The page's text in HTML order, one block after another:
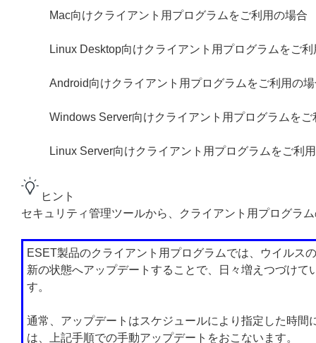
Mac向けクライアント用プログラムをご利用の場合
Linux Desktop向けクライアント用プログラムをご
Android向けクライアント用プログラムをご利用の
Windows Server向けクライアント用プログラムをご
Linux Server向けクライアント用プログラムをご利
ヒント
セキュリティ管理ツールから、クライアント用プログラ
ESET製品のクライアント用プログラムでは、ウイルス
新の状態へアップデートすることで、日々増えつづけ
す。
通常、アップデートはスケジュールにより指定した時
は、上記手順での手動アップデートをおこないます。